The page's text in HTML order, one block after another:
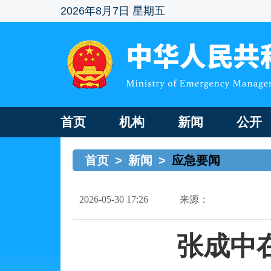
2026年8月7日 星期五
首页 机构 新闻 公开
首页 > 新闻 > 应急要闻
2026-05-30 17:26 来源：
张成中